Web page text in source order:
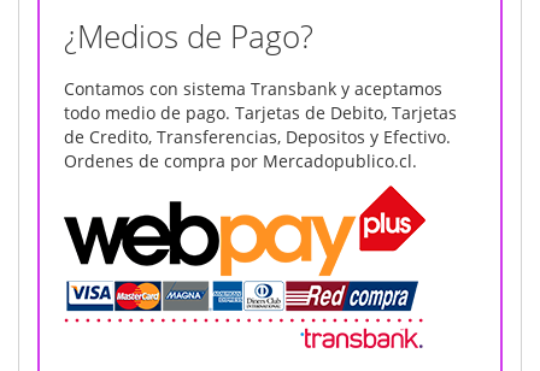
¿Medios de Pago?
Contamos con sistema Transbank y aceptamos
todo medio de pago. Tarjetas de Debito, Tarjetas
de Credito, Transferencias, Depositos y Efectivo.
Ordenes de compra por Mercadopublico.cl.